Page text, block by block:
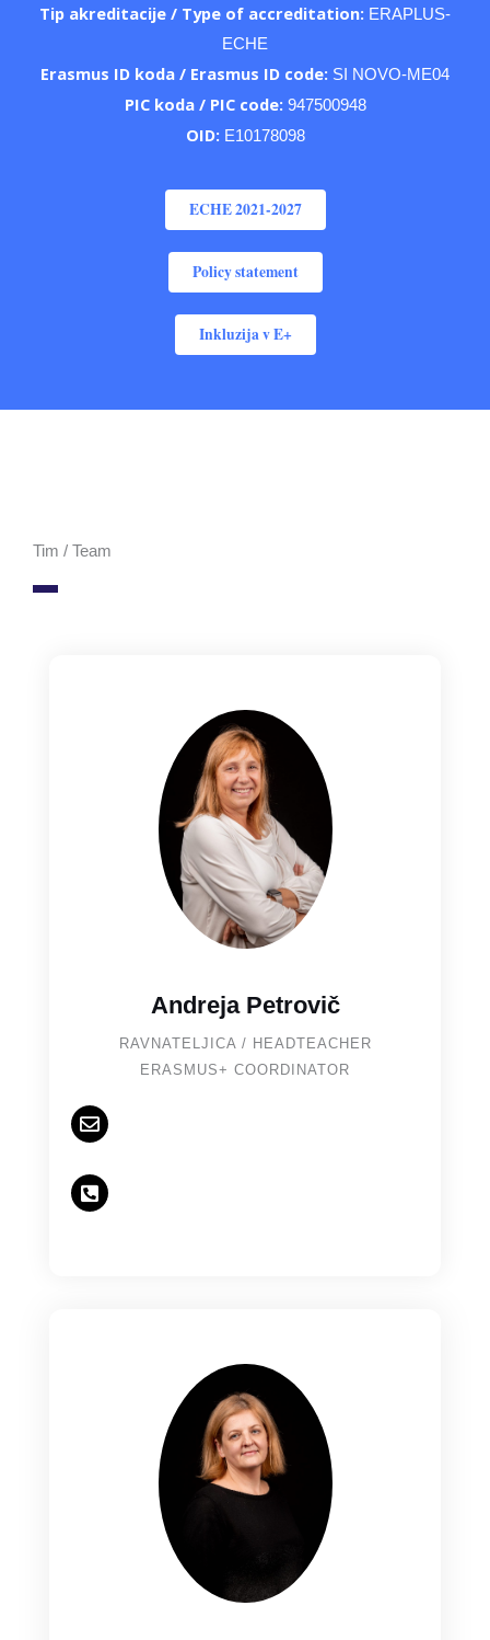
Tip akreditacije / Type of accreditation: ERAPLUS-
ECHE
Erasmus ID koda / Erasmus ID code: SI NOVO-ME04
PIC koda / PIC code: 947500948
OID: E10178098
ECHE 2021-2027
Policy statement
Inkluzija v E+
Tim / Team
Andreja Petrovič
RAVNATELJICA / HEADTEACHER
ERASMUS+ COORDINATOR